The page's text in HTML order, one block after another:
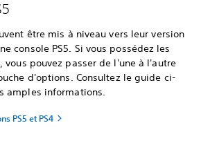
être mis à niveau vers leur version
console PS5. Si vous possédez les
vous pouvez passer de l'une à l'autre
d'options. Consultez le guide ci-
amples informations.
PS5 et PS4